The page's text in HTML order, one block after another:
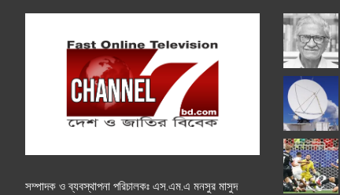
সম্পাদক ও ব্যবস্থাপনা পরিচালকঃ এস.এম.এ মনসুর মাসুদ